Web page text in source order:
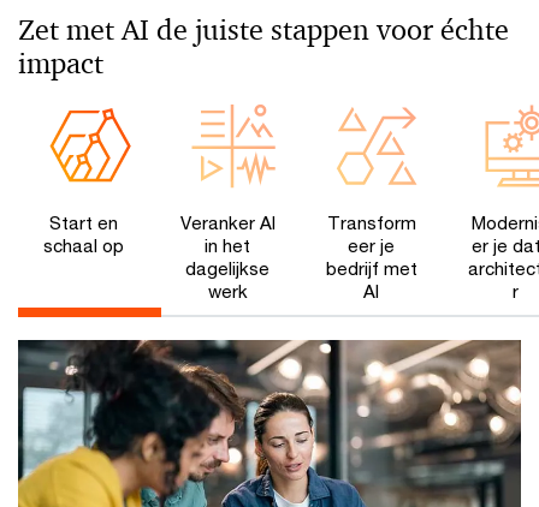
Zet met AI de juiste stappen voor échte
impact
Start en
schaal op
Veranker AI
in het
dagelijkse
werk
Transform
eer je
bedrijf met
AI
er je
r